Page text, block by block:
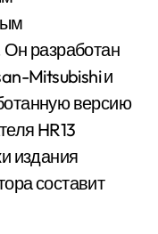
Он разработан
Mitsubishi и
версию
HR13
издания
составит